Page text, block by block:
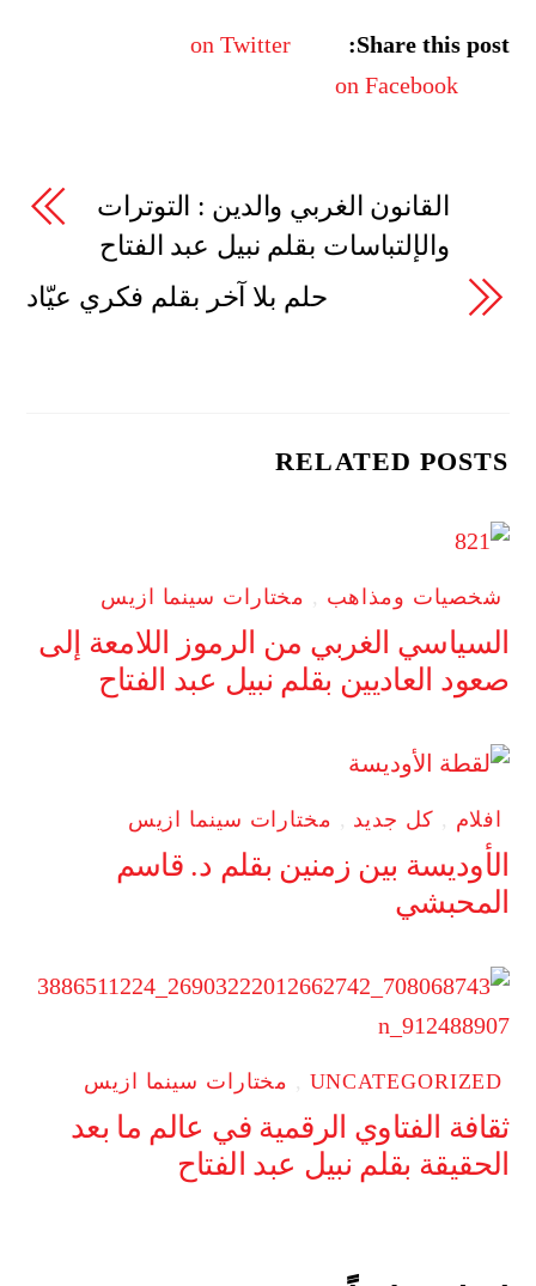
Share this post:
on Twitter
on Facebook
القانون الغربي والدين : التوترات
والإلتباسات بقلم نبيل عبد الفتاح
حلم بلا آخر بقلم فكري عيّاد
RELATED POSTS
شخصيات ومذاهب مختارات سينما ازيس
السياسي الغربي من الرموز اللامعة إلى
صعود العاديين بقلم نبيل عبد الفتاح
افلام كل جديد مختارات سينما ازيس
الأوديسة بين زمنين بقلم د. قاسم
المحبشي
UNCATEGORIZED مختارات سينما ازيس
ثقافة الفتاوي الرقمية في عالم ما بعد
الحقيقة بقلم نبيل عبد الفتاح